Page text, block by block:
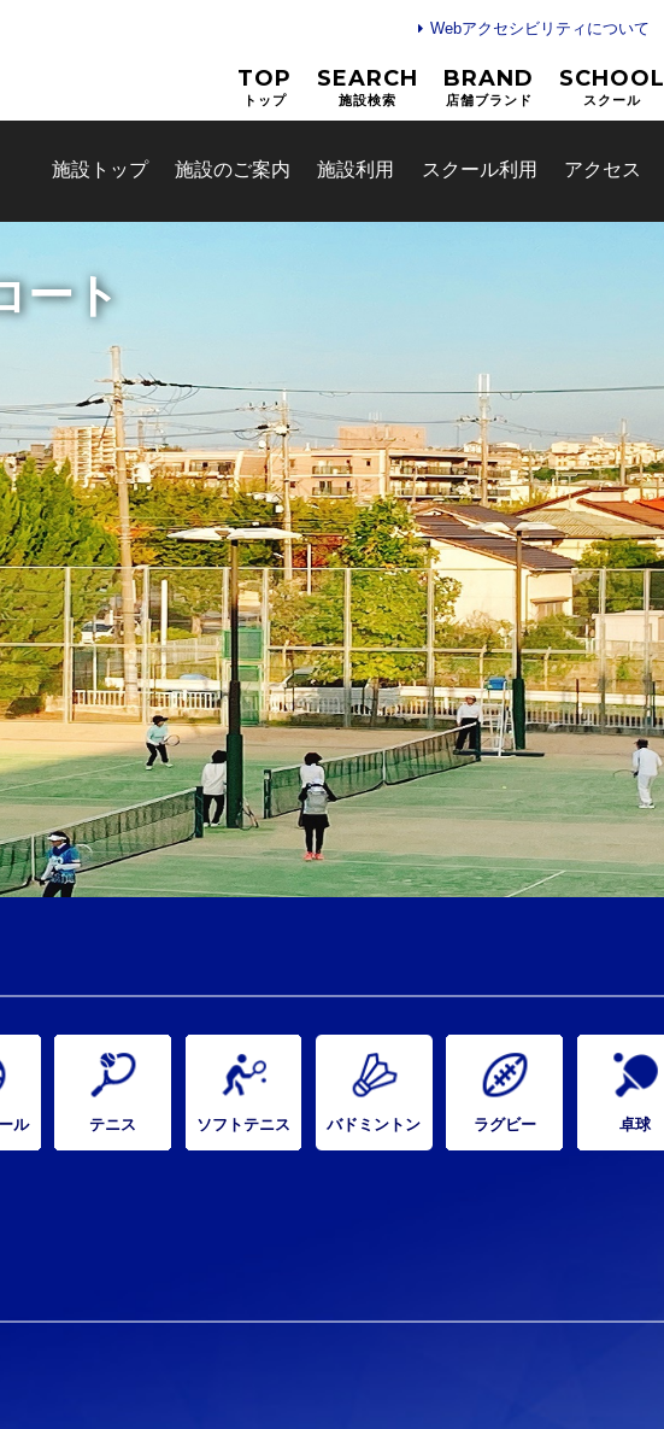
Webアクセシビリティについて
TOP
トップ
SEARCH
施設検索
BRAND
店舗ブランド
SCHOOL
スクール
施設トップ 施設のご案内 施設利用 スクール利用 アクセス
枚方市施設予約システム
大体育室
ル テニス ソフトテニス バドミントン ラグビー 卓球